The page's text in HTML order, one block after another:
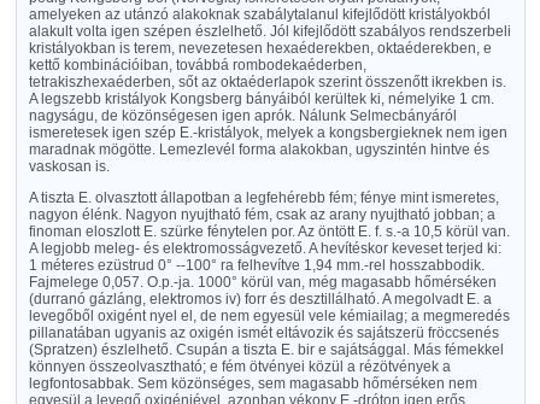
amelyeken az utánzó alakoknak szabálytalanul kifejlődött kristályokból
alakult volta igen szépen észlelhető. Jól kifejlődött szabályos rendszerbeli
kristályokban is terem, nevezetesen hexaéderekben, oktaéderekben, e
kettő kombinációiban, továbbá rombodekaéderben,
tetrakiszhexaéderben, sőt az oktaéderlapok szerint összenőtt ikrekben is.
A legszebb kristályok Kongsberg bányáiból kerültek ki, némelyike 1 cm.
nagyságu, de közönségesen igen aprók. Nálunk Selmecbányáról
ismeretesek igen szép E.-kristályok, melyek a kongsbergieknek nem igen
maradnak mögötte. Lemezlevél forma alakokban, ugyszintén hintve és
vaskosan is.
A tiszta E. olvasztott állapotban a legfehérebb fém; fénye mint ismeretes,
nagyon élénk. Nagyon nyujtható fém, csak az arany nyujtható jobban; a
finoman eloszlott E. szürke fénytelen por. Az öntött E. f. s.-a 10,5 körül van.
A legjobb meleg- és elektromosságvezető. A hevítéskor keveset terjed ki:
1 méteres ezüstrud 0° --100° ra felhevítve 1,94 mm.-rel hosszabbodik.
Fajmelege 0,057. O.p.-ja. 1000° körül van, még magasabb hőmérséken
(durranó gázláng, elektromos iv) forr és desztillálható. A megolvadt E. a
levegőből oxigént nyel el, de nem egyesül vele kémiailag; a megmeredés
pillanatában ugyanis az oxigén ismét eltávozik és sajátszerü fröccsenés
(Spratzen) észlelhető. Csupán a tiszta E. bir e sajátsággal. Más fémekkel
könnyen összeolvasztható; e fém ötvényei közül a rézötvények a
legfontosabbak. Sem közönséges, sem magasabb hőmérséken nem
egyesül a levegő oxigénjével, azonban vékony E.-dróton igen erős